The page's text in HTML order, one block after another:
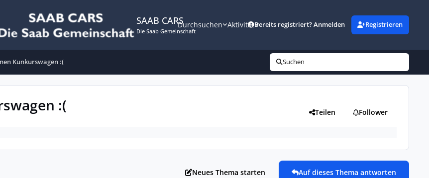
SAAB CARS
Die Saab Gemeinschaft
Durchsuchen AktivitätBereits registriert? Anmelden Registrieren
Kunkurswagen :( Suchen
:( Teilen Follower
Neues Thema starten Auf dieses Thema antworten